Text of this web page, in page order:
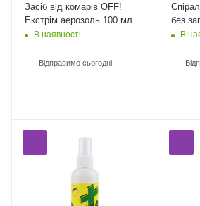
Засіб від комарів OFF!
Екстрім аерозоль 100 мл
В наявності
Відправимо сьогодні
без
В